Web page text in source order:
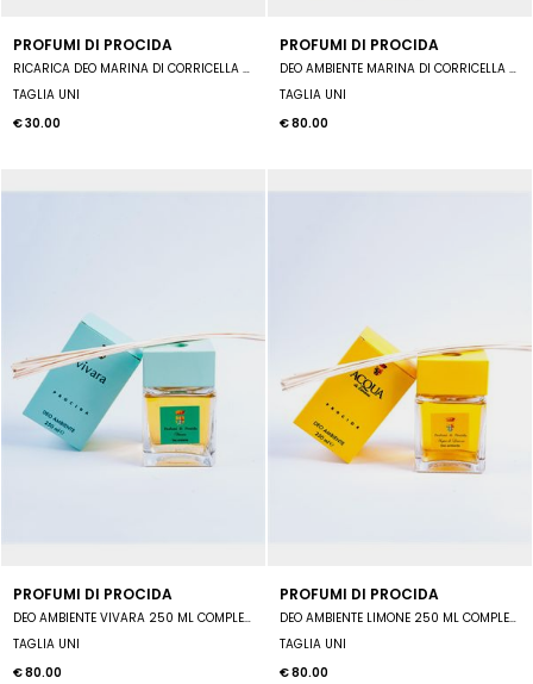
PROFUMI DI PROCIDA
RICARICA DEO MARINA DI CORRICELLA 250 ML
TAGLIA UNI
€ 30.00
PROFUMI DI PROCIDA
DEO AMBIENTE MARINA DI CORRICELLA 250 ML COMPLETO DI MIDOLLINI. CON IL DIFFUSORE INTERAMENTE DIPINTO A
TAGLIA UNI
€ 80.00
PROFUMI DI PROCIDA
DEO AMBIENTE VIVARA 250 ML COMPLETO DI MIDOLLINI. CON IL DIFFUSORE INTERAMENTE DIPINTO A
TAGLIA UNI
€ 80.00
PROFUMI DI PROCIDA
DEO AMBIENTE LIMONE 250 ML COMPLETO DI MIDOLLINI. CON IL DIFFUSORE INTERAMENTE DIPINTO A
TAGLIA UNI
€ 80.00